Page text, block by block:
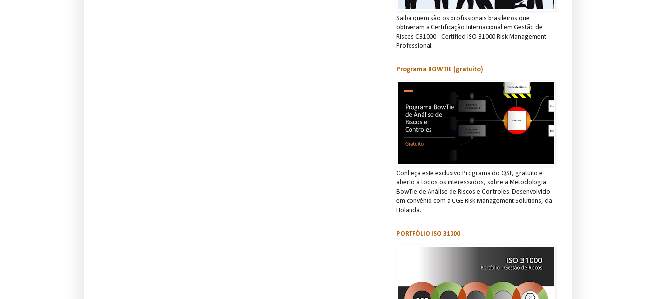
Saiba quem são os profissionais brasileiros que
obtiveram a Certificação Internacional em Gestão de
Riscos C31000 - Certified ISO 31000 Risk Management
Professional.
Programa BOWTIE (gratuito)
Conheça este exclusivo Programa do QSP, gratuito e
aberto a todos os interessados, sobre a Metodologia
BowTie de Análise de Riscos e Controles. Desenvolvido
em convênio com a CGE Risk Management Solutions, da
Holanda.
PORTFÓLIO ISO 31000